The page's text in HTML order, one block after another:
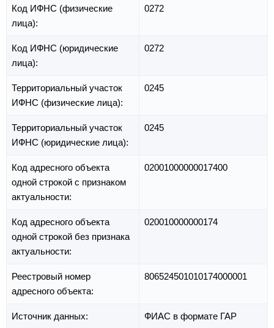
Код ИФНС (физические
лица):
0272
Код ИФНС (юридические
лица):
0272
Территориальный участок
ИФНС (физические лица):
0245
Территориальный участок
ИФНС (юридические лица):
0245
Код адресного объекта
одной строкой с признаком
актуальности:
02001000000017400
Код адресного объекта
одной строкой без признака
актуальности:
020010000000174
Реестровый номер
адресного объекта:
806524501010174000001
Источник данных: ФИАС в формате ГАР